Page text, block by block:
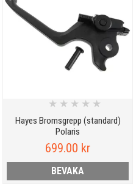
Hayes Bromsgrepp (standard)
Polaris
★ ★ ★ ★ ★
699.00 kr
BEVAKA